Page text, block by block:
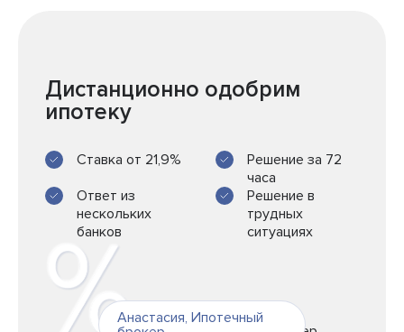
Дистанционно одобрим
ипотеку
Ставка от 21,9%
Решение за 72
часа
Ответ из
нескольких
банков
Решение в
трудных
ситуациях
Анастасия, Ипотечный